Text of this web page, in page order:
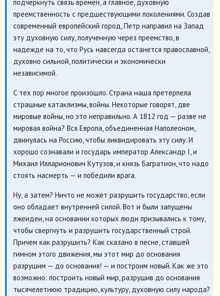
подчеркнуть связь времен, а главное, духовную
преемственность с предшествующими поколениями. Создав
современный европейский город, Петр направил на Запад
эту духовную силу, полученную через преемство, в
надежде на то, что Русь навсегда останется православной,
духовно сильной, политически и экономически
независимой.
С тех пор многое произошло. Страна наша претерпела
страшные катаклизмы, войны. Некоторые говорят, две
мировые войны, но это неправильно. А 1812 год — разве не
мировая война? Вся Европа, объединенная Наполеоном,
двинулась на Россию, чтобы ликвидировать эту силу. И
хорошо сознавали и государь император Александр I, и
Михаил Илларионович Кутузов, и князь Багратион, что надо
стоять насмерть — и победили врага.
Ну, а затем? Ничто не может разрушить государство, если
оно обладает внутренней силой. Вот и были запущены
лжеидеи, на основании которых люди призывались к тому,
чтобы свергнуть и разрушить государственный строй.
Причем как разрушить? Как сказано в песне, ставшей
гимном этого движения, мы этот мир до основания
разрушим — до основания! — и построим новый. Как же это
возможно: построить новый мир, разрушив до основания
тысячелетнюю традицию, культуру, духовную силу народа?